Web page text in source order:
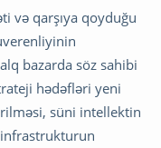
və qarşıya qoyduğu
bazarda söz sahibi
hədəfləri yeni
süni intellektin